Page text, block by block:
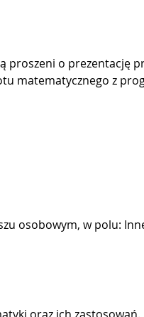
proszeni o prezentację
matematycznego z
osobowym, w polu: